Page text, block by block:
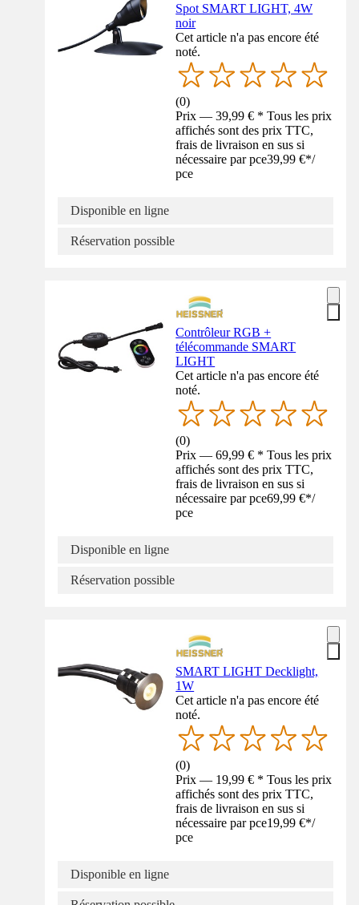
Spot SMART LIGHT, 4W
noir
Cet article n'a pas encore été
noté.
(0)
Prix — 39,99 € * Tous les prix
affichés sont des prix TTC,
frais de livraison en sus si
nécessaire par pce39,99 €*/
pce
Disponible en ligne
Réservation possible
Contrôleur RGB +
télécommande SMART
LIGHT
Cet article n'a pas encore été
noté.
(0)
Prix — 69,99 € * Tous les prix
affichés sont des prix TTC,
frais de livraison en sus si
nécessaire par pce69,99 €*/
pce
Disponible en ligne
Réservation possible
SMART LIGHT Decklight,
1W
Cet article n'a pas encore été
noté.
(0)
Prix — 19,99 € * Tous les prix
affichés sont des prix TTC,
frais de livraison en sus si
nécessaire par pce19,99 €*/
pce
Disponible en ligne